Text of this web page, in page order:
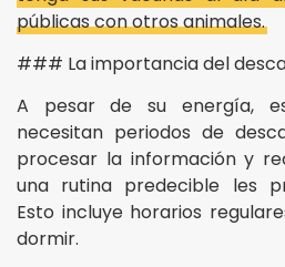
públicas con otros animales.
### La importancia del
A pesar de su energía,
necesitan periodos de
procesar la información y
una rutina predecible les
Esto incluye horarios
dormir.